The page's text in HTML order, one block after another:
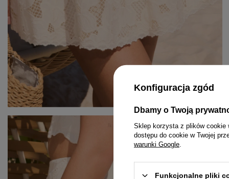
KOMPLETY
KOMBINEZONY
T-SHIRTY
PASKI
BIŻUTERIA
GUMKI DO WŁOSÓW
MINI
MIDI
MAXI
Konfiguracja zgód
Dbamy o Twoją
Sklep korzysta z plików cookie
dostępu do cookie w Twojej
warunki Google
Funkcjonalne pliki